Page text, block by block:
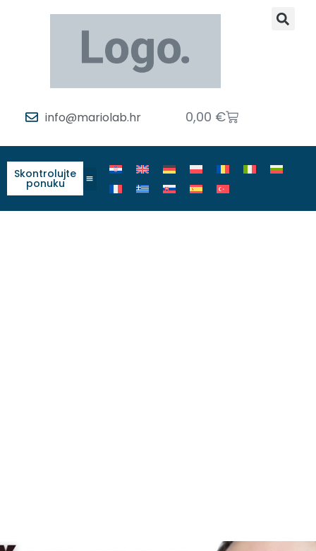
info@mariolab.hr 0,00 €
Skontrolujte
ponuku